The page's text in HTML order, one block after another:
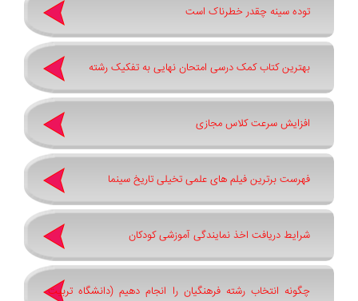
توده سینه چقدر خطرناک است
بهترین کتاب کمک درسی امتحان نهایی به تفکیک رشته
افزایش سرعت کلاس مجازی
فهرست برترین فیلم های علمی تخیلی تاریخ سینما
شرایط دریافت اخذ نمایندگی آموزشی کودکان
چگونه انتخاب رشته فرهنگیان را انجام دهیم (دانشگاه تربیت